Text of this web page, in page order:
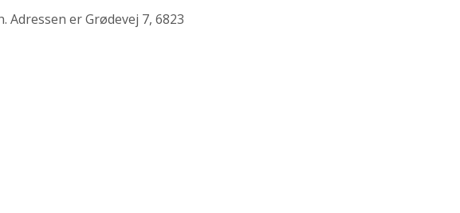
Adressen er Grødevej 7, 6823